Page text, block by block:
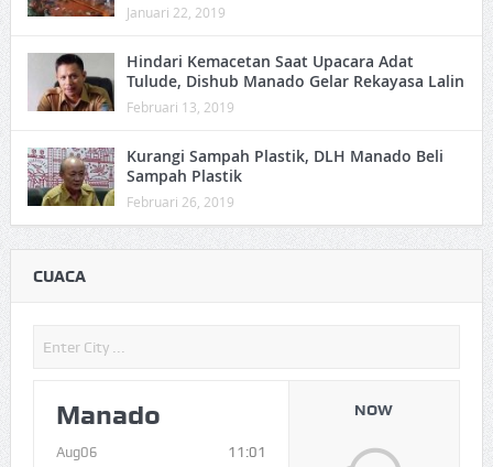
Januari 22, 2019
Hindari Kemacetan Saat Upacara Adat
Tulude, Dishub Manado Gelar Rekayasa Lalin
Februari 13, 2019
Kurangi Sampah Plastik, DLH Manado Beli
Sampah Plastik
Februari 26, 2019
CUACA
Manado
Aug06 11:01
NOW